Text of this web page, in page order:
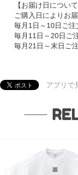
【お届け日について
ご購入日によりお
毎月1日～10日ご
毎月11日～20日ご
毎月21日～末日ご
アプリで